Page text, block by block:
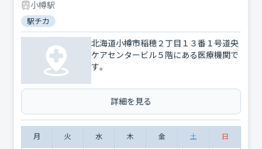
小樽駅
駅チカ
北海道小樽市稲穂２丁目１３番１号道央
ケアセンタービル５階にある医療機関で
す。
詳細を見る
月 火 水 木 金 土 日